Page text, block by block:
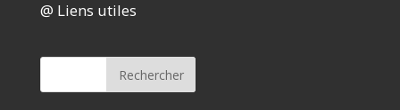
@ Liens utiles